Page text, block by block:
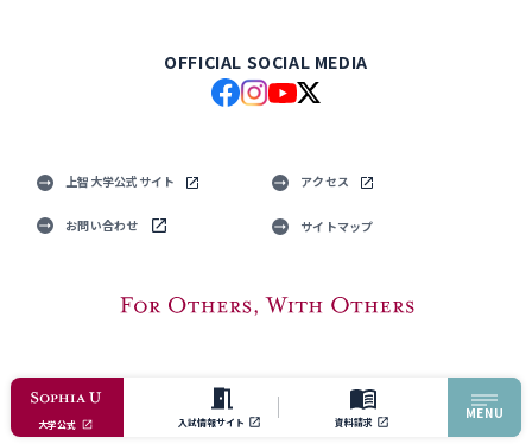
大学公式 入試情報サイト 資料請求
MENU
OFFICIAL SOCIAL MEDIA
上智大学公式サイト アクセス
お問い合わせ サイトマップ
© Sophia University. All Rights Reserved.